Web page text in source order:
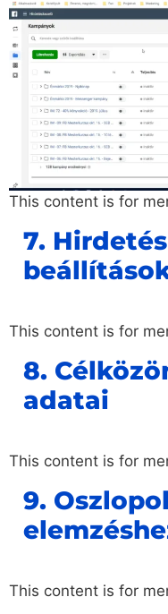
This content is for
7.
This content is for
8.
adatai
This content is for
9.
This content is for